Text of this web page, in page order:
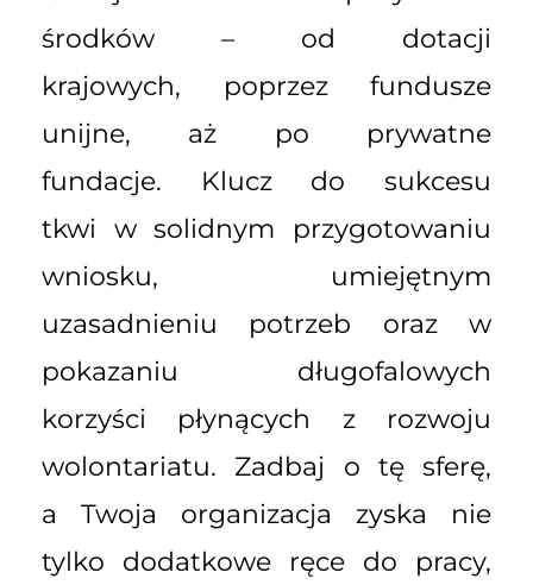
środków – od dotacji
krajowych, poprzez fundusze
unijne, aż po prywatne
fundacje. Klucz do sukcesu
tkwi w solidnym przygotowaniu
wniosku, umiejętnym
uzasadnieniu potrzeb oraz w
pokazaniu długofalowych
korzyści płynących z rozwoju
wolontariatu. Zadbaj o tę sferę,
a Twoja organizacja zyska nie
tylko dodatkowe ręce do pracy,